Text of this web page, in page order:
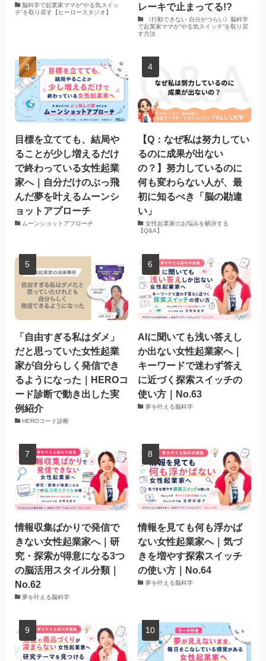
脳科学で起業家ママが“やる気スイッ
チ”を取り戻す【ヒーロースタジオ】
レーキで止まってる!?
《行動できない 自分がつらい》脳科学
で起業家ママが“やる気スイッチ”を取り戻
す方法
目標を立てても、結局や
ることが少し増えるだけ
で終わっている女性起業
家へ｜自分だけのぶっ飛
んだ夢を叶えるムーンシ
ョットアプローチ
ムーンショットアプローチ
【Q：なぜ私は努力してい
るのに成果が出ない
の？】努力しているのに
何も変わらない人が、最
初に知るべき「脳の勘違
い」
女性起業家のお悩みを解決する
【Q&A】
「自由すぎる私はダメ」
だと思っていた女性起業
家が自分らしく発信でき
るようになった｜HEROコ
ード診断で動き出した実
例紹介
HEROコード診断
AIに聞いても浅い答えし
か出ない女性起業家へ｜
キーワードで迷わず答え
に近づく探索スイッチの
使い方｜No.63
夢を叶える脳科学
情報収集ばかりで発信で
きない女性起業家へ｜研
究・探索が得意になる3つ
の脳活用スタイル分類｜
No.62
夢を叶える脳科学
情報を見ても何も浮かば
ない女性起業家へ｜気づ
きを増やす探索スイッチ
の使い方｜No.64
夢を叶える脳科学